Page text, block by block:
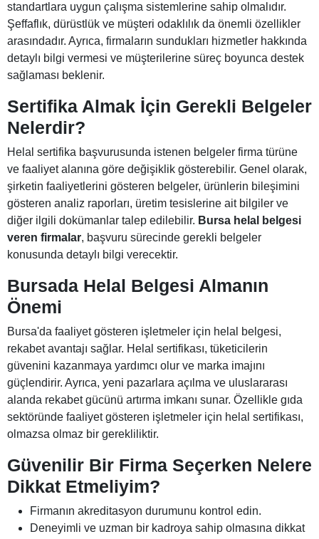
standartlara uygun çalışma sistemlerine sahip olmalıdır.
Şeffaflık, dürüstlük ve müşteri odaklılık da önemli özellikler
arasındadır. Ayrıca, firmaların sundukları hizmetler hakkında
detaylı bilgi vermesi ve müşterilerine süreç boyunca destek
sağlaması beklenir.
Sertifika Almak İçin Gerekli Belgeler
Nelerdir?
Helal sertifika başvurusunda istenen belgeler firma türüne
ve faaliyet alanına göre değişiklik gösterebilir. Genel olarak,
şirketin faaliyetlerini gösteren belgeler, ürünlerin bileşimini
gösteren analiz raporları, üretim tesislerine ait bilgiler ve
diğer ilgili dokümanlar talep edilebilir. Bursa helal belgesi
veren firmalar, başvuru sürecinde gerekli belgeler
konusunda detaylı bilgi verecektir.
Bursada Helal Belgesi Almanın
Önemi
Bursa'da faaliyet gösteren işletmeler için helal belgesi,
rekabet avantajı sağlar. Helal sertifikası, tüketicilerin
güvenini kazanmaya yardımcı olur ve marka imajını
güçlendirir. Ayrıca, yeni pazarlara açılma ve uluslararası
alanda rekabet gücünü artırma imkanı sunar. Özellikle gıda
sektöründe faaliyet gösteren işletmeler için helal sertifikası,
olmazsa olmaz bir gerekliliktir.
Güvenilir Bir Firma Seçerken Nelere
Dikkat Etmeliyim?
Firmanın akreditasyon durumunu kontrol edin.
Deneyimli ve uzman bir kadroya sahip olmasına dikkat